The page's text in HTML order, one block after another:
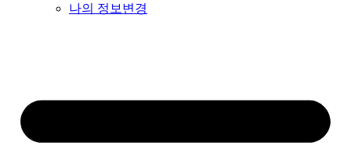
나의 정보변경